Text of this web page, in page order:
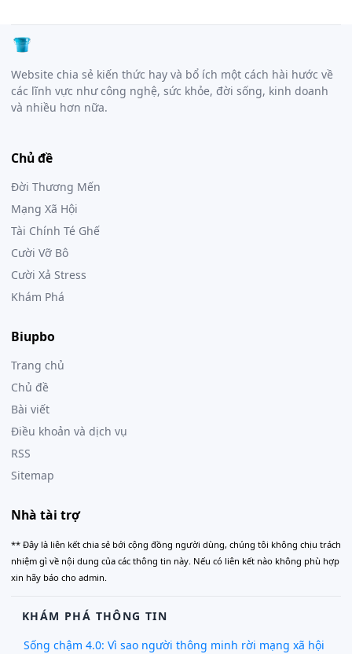
Website chia sẻ kiến thức hay và bổ ích một cách hài hước về
các lĩnh vực như công nghệ, sức khỏe, đời sống, kinh doanh
và nhiều hơn nữa.
Chủ đề
Đời Thương Mến
Mạng Xã Hội
Tài Chính Té Ghế
Cười Vỡ Bô
Cười Xả Stress
Khám Phá
Biupbo
Trang chủ
Chủ đề
Bài viết
Điều khoản và dịch vụ
RSS
Sitemap
Nhà tài trợ
** Đây là liên kết chia sẻ bới cộng đồng người dùng, chúng tôi không chịu trách
nhiệm gì về nội dung của các thông tin này. Nếu có liên kết nào không phù hợp
xin hãy báo cho admin.
KHÁM PHÁ THÔNG TIN
Sống chậm 4.0: Vì sao người thông minh rời mạng xã hội